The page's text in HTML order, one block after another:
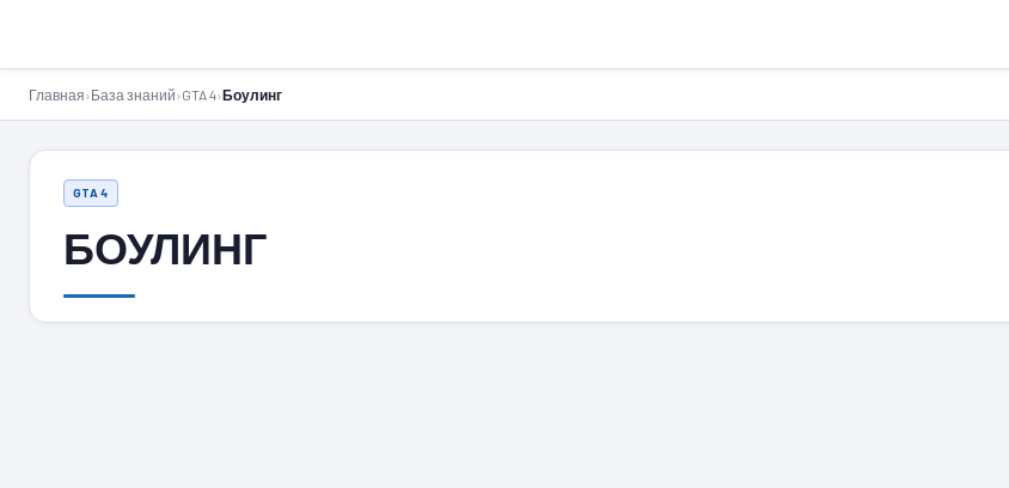
Главная›База знаний›GTA 4›Боулинг
GTA 4
БОУЛИНГ